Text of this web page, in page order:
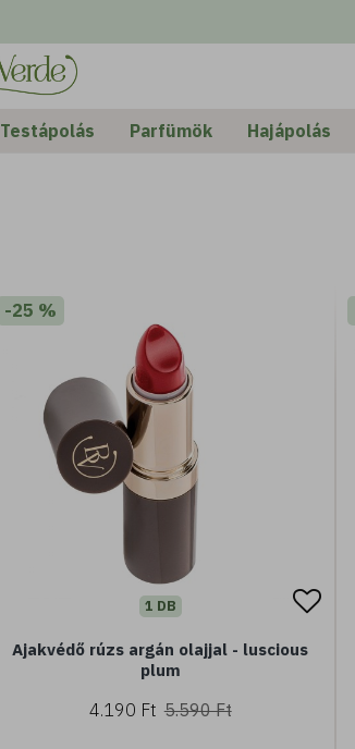
Testápolás Parfümök Hajápolás
Alapértelmezett
-25 %
1 DB
Ajakvédő rúzs argán olajjal - luscious
plum
4.190 Ft 5.590 Ft